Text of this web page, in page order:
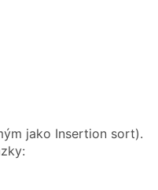
jako Insertion sort).